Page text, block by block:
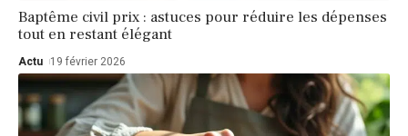
Baptême civil prix : astuces pour réduire les dépenses
tout en restant élégant
Actu 19 février 2026